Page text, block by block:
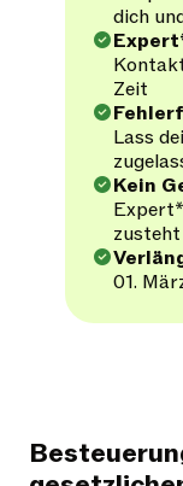
dich
Zeit
Lass
Kein
zusteht
01.